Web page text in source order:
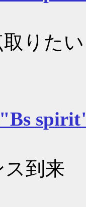
りたい
ス到来